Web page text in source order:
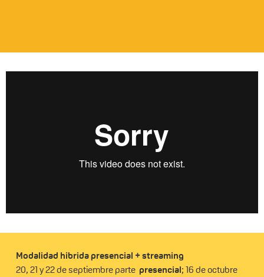
Modalidad hibrida presencial + streaming
20, 21 y 22 de septiembre parte presencial; 16 de octubre